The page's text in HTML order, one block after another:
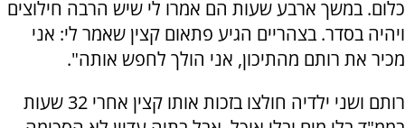
כלום. במשך ארבע שעות הם אמרו לי שיש הרבה חילוצים
ויהיה בסדר. בצהריים הגיע פתאום קצין שאמר לי: אני
מכיר את רותם מהתיכון, אני הולך לחפש אותה".
רותם ושני ילדיה חולצו בזכות אותו קצין אחרי 32 שעות